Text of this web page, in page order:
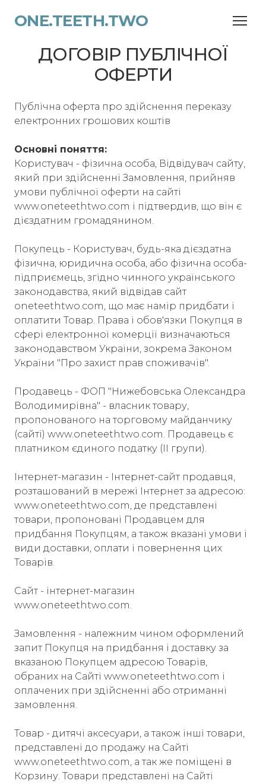
ONE.TEETH.TWO
ДОГОВІР ПУБЛІЧНОЇ
ОФЕРТИ
Публічна оферта про здійснення переказу
електронних грошових коштів
Основні поняття:
Користувач - фізична особа, Відвідувач сайту,
який при здійсненні Замовлення, прийняв
умови публічної оферти на сайті
www.oneteethtwo.com і підтвердив, що він є
дієздатним громадянином.
Покупець - Користувач, будь-яка дієздатна
фізична, юридична особа, або фізична особа-
підприємець, згідно чинного українського
законодавства, який відвідав сайт
oneteethtwo.com, що має намір придбати і
оплатити Товар. Права і обов'язки Покупця в
сфері електронної комерції визначаються
законодавством України, зокрема Законом
України "Про захист прав споживачів".
Продавець - ФОП "Нижебовська Олександра
Володимирівна" - власник товару,
пропонованого на торговому майданчику
(сайті) www.oneteethtwo.com. Продавець є
платником єдиного податку (II групи).
Інтернет-магазин - Інтернет-сайт продавця,
розташований в мережі Інтернет за адресою:
www.oneteethtwo.com, де представлені
товари, пропоновані Продавцем для
придбання Покупцям, а також вказані умови і
види доставки, оплати і повернення цих
Товарів.
Сайт - інтернет-магазин
www.oneteethtwo.com.
Замовлення - належним чином оформлений
запит Покупця на придбання і доставку за
вказаною Покупцем адресою Товарів,
обраних на Сайті www.oneteethtwo.com і
оплачених при здійсненні або отриманні
замовлення.
Товар - дитячі аксесуари, а також інші товари,
представлені до продажу на Сайті
www.oneteethtwo.com, а так же поміщені в
Корзину. Товари представлені на Сайті